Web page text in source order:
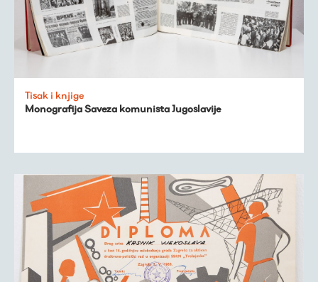
Virtualni fundus
Živa baština
Virtualni program
Trešnjevačka
kronologija
Tisak i knjige
Monografija Saveza komunista Jugoslavije